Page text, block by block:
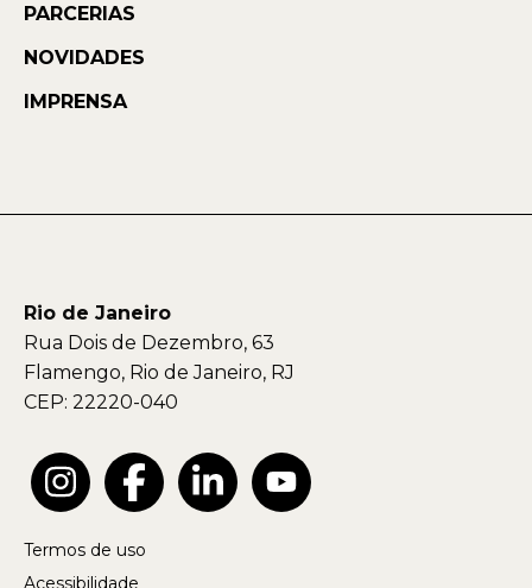
PARCERIAS
NOVIDADES
IMPRENSA
Rio de Janeiro
Rua Dois de Dezembro, 63
Flamengo, Rio de Janeiro, RJ
CEP: 22220-040
Termos de uso
Acessibilidade